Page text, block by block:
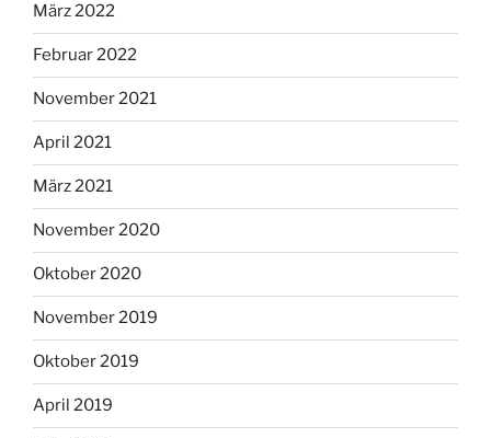
März 2022
Februar 2022
November 2021
April 2021
März 2021
November 2020
Oktober 2020
November 2019
Oktober 2019
April 2019